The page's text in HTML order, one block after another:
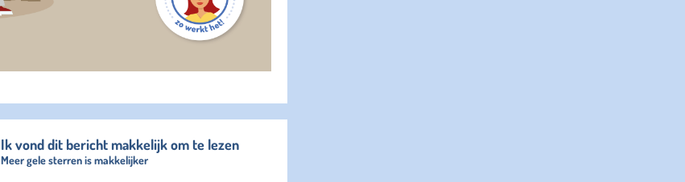
Ik vond dit bericht makkelijk om te lezen
Meer gele sterren is makkelijker